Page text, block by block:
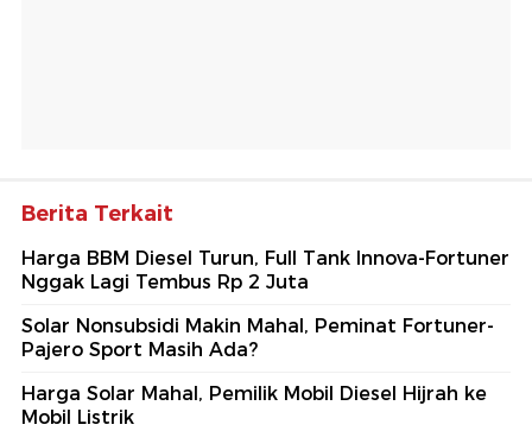
Berita Terkait
Harga BBM Diesel Turun, Full Tank Innova-Fortuner
Nggak Lagi Tembus Rp 2 Juta
Solar Nonsubsidi Makin Mahal, Peminat Fortuner-
Pajero Sport Masih Ada?
Harga Solar Mahal, Pemilik Mobil Diesel Hijrah ke
Mobil Listrik